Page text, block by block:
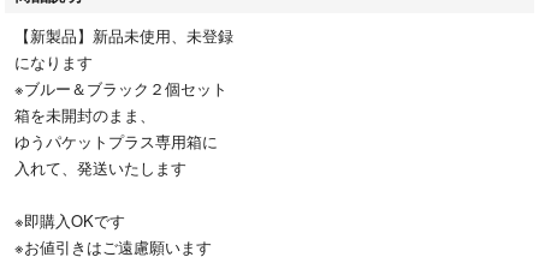
【新製品】新品未使用、未登録
になります
※ブルー＆ブラック２個セット
箱を未開封のまま、
ゆうパケットプラス専用箱に
入れて、発送いたします
※即購入OKです
※お値引きはご遠慮願います